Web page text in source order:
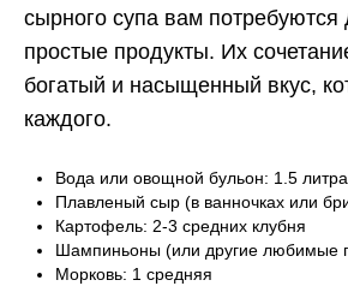
сырного супа вам потребуются
простые продукты. Их
богатый и насыщенный вкус,
каждого.
Вода или овощной бульон: 1.5 литра
Плавленый сыр (в ванночках или
Картофель: 2-3 средних клубня
Шампиньоны (или другие любимые
Морковь: 1 средняя